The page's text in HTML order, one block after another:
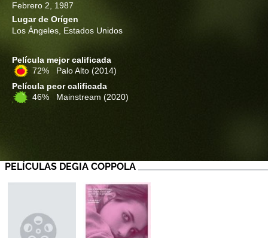
Febrero 2, 1987
Lugar de Orígen
Los Ángeles, Estados Unidos
Película mejor calificada
72% Palo Alto (2014)
Película peor calificada
46% Mainstream (2020)
PELÍCULAS DEGIA COPPOLA